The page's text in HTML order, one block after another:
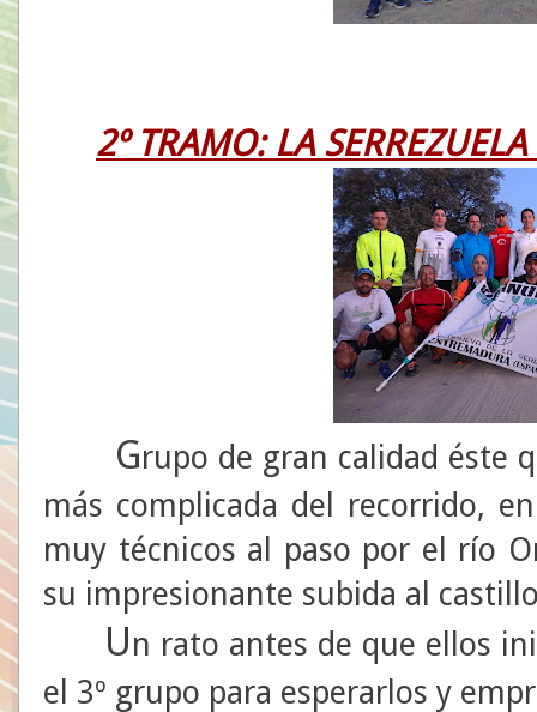
2º TRAMO: LA
Grupo de gran calidad éste
más complicada del recorrido,
muy técnicos al paso por el río
su impresionante subida al
Un rato antes de que ellos
el 3º grupo para esperarlos y